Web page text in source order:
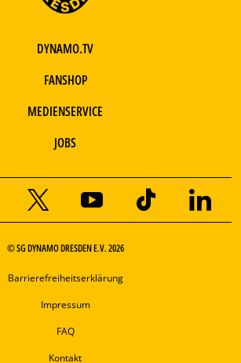
DYNAMO.TV
FANSHOP
MEDIENSERVICE
JOBS
© SG DYNAMO DRESDEN E.V. 2026
Barrierefreiheitserklärung
Impressum
FAQ
Kontakt